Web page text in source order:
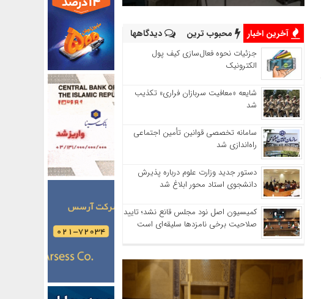
آخرین اخبار محبوب ترین دیدگاهها
جزئیات نحوه فعال‌سازی کیف پول
الکترونیک
شایعه «معافیت سربازان فراری» تکذیب
شد
سامانه تخصصی قوانین تأمین اجتماعی
راه‌اندازی شد
دستور جدید وزارت علوم درباره پذیرش
دانشجوی استاد محور ابلاغ شد
کمیسیون اصل نود مجلس قانع نشد؛ تایید
صلاحیت برخی نامزدها سلیقه‌ای است